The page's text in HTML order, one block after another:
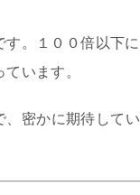
す。１００倍以下に
います。
、密かに期待してい